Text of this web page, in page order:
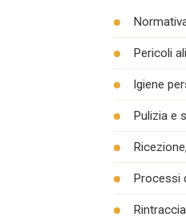
Pericoli
Igiene
Pulizia e
Processi